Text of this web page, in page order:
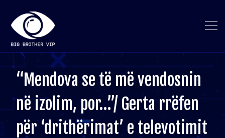
“Mendova se të më vendosnin
në izolim, por…”/ Gerta rrëfen
për ‘drithërimat’ e televotimit